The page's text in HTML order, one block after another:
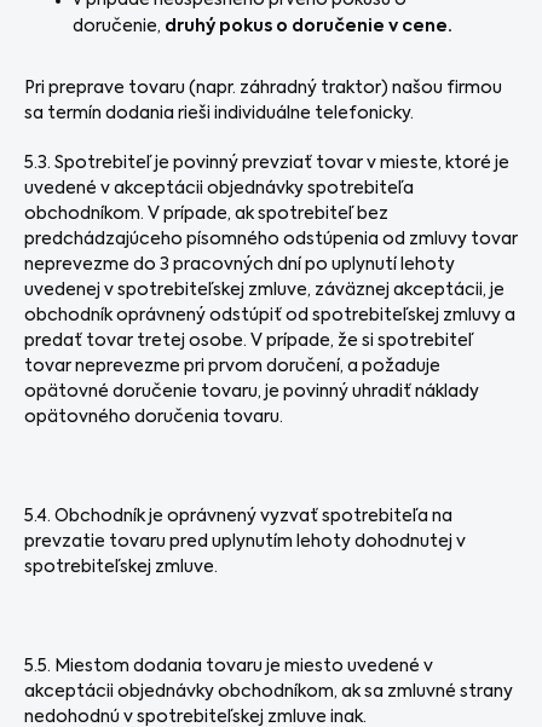
doručenie, druhý pokus o doručenie v cene.
Pri preprave tovaru (napr. záhradný traktor) našou firmou
sa termín dodania rieši individuálne telefonicky.
5.3. Spotrebiteľ je povinný prevziať tovar v mieste, ktoré je
uvedené v akceptácii objednávky spotrebiteľa
obchodníkom. V prípade, ak spotrebiteľ bez
predchádzajúceho písomného odstúpenia od zmluvy tovar
neprevezme do 3 pracovných dní po uplynutí lehoty
uvedenej v spotrebiteľskej zmluve, záväznej akceptácii, je
obchodník oprávnený odstúpiť od spotrebiteľskej zmluvy a
predať tovar tretej osobe. V prípade, že si spotrebiteľ
tovar neprevezme pri prvom doručení, a požaduje
opätovné doručenie tovaru, je povinný uhradiť náklady
opätovného doručenia tovaru.
5.4. Obchodník je oprávnený vyzvať spotrebiteľa na
prevzatie tovaru pred uplynutím lehoty dohodnutej v
spotrebiteľskej zmluve.
5.5. Miestom dodania tovaru je miesto uvedené v
akceptácii objednávky obchodníkom, ak sa zmluvné strany
nedohodnú v spotrebiteľskej zmluve inak.